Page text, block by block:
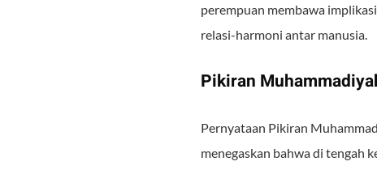
perempuan membawa
relasi-harmoni antar manusia.
Pikiran
Pernyataan Pikiran
menegaskan bahwa di tengah